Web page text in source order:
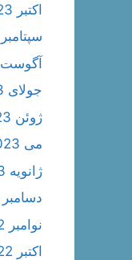
اکتبر 2023
سپتامبر 2023
آگوست 2023
جولای 2023
ژوئن 2023
می 2023
ژانویه 2023
دسامبر 2022
نوامبر 2022
اکتبر 2022